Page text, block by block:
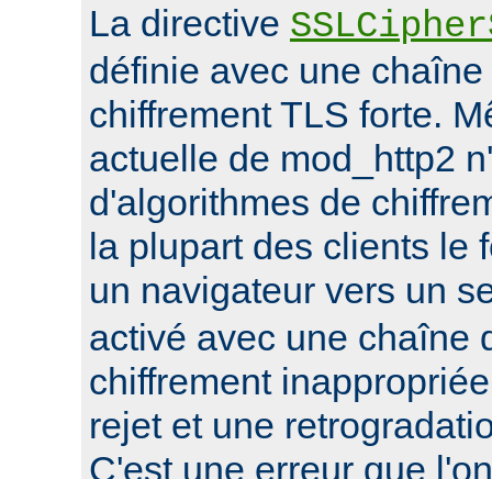
La directive
définie avec une
chiffrement TLS forte.
actuelle de mod_http2
d'algorithmes de
la plupart des clients le
un navigateur vers un
activé avec une chaîne
chiffrement
rejet et une
C'est une erreur que